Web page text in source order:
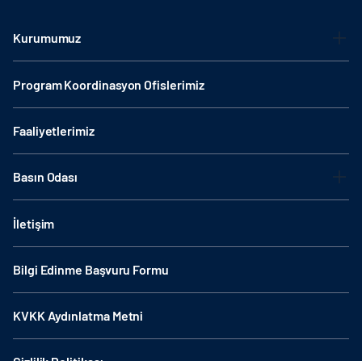
Kurumumuz
Program Koordinasyon Ofislerimiz
Faaliyetlerimiz
Basın Odası
İletişim
Bilgi Edinme Başvuru Formu
KVKK Aydınlatma Metni